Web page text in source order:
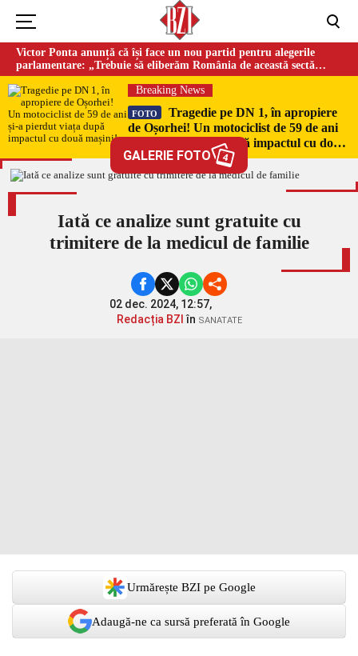
Victor Ponta anunță că își face un nou partid pentru alegerile
parlamentare: „Trebuie să eliberăm România de această sectă
globalistă”
Breaking News
FOTO
Tragedie pe DN 1, în apropiere
de Oșorhei! Un motociclist de 59 de ani
și-a pierdut viața după impactul cu două
mașini!
GALERIE FOTO 4
Iată ce analize sunt gratuite cu
trimitere de la medicul de familie
02 dec. 2024, 12:57,
Redacția BZI în SANATATE
Urmărește BZI pe Google
Adaugă-ne ca sursă preferată în Google